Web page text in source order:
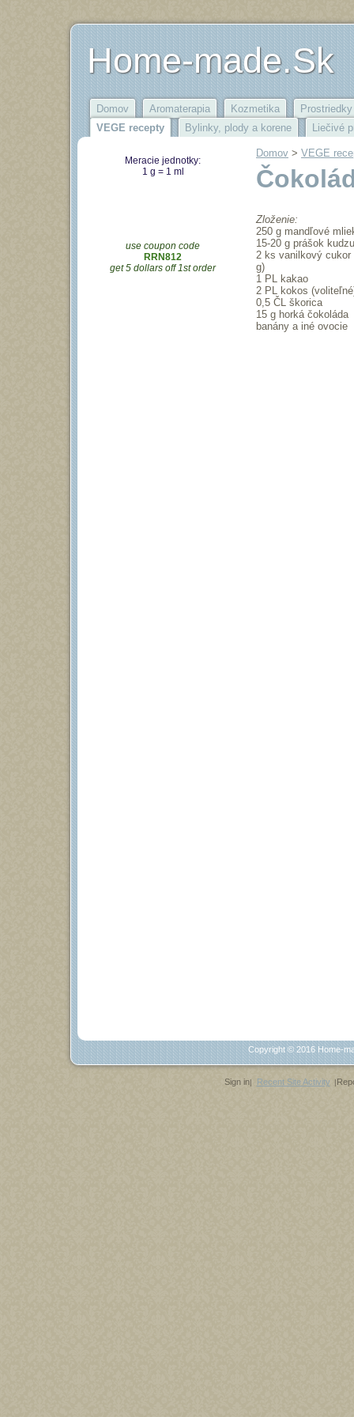
Home-made.Sk
Domov Aromaterapia Kozmetika
VEGE recepty
Bylinky, plody a korene Liečivé
Meracie jednotky:
1 g = 1 ml
use coupon code
RRN812
get 5 dollars off 1st order
Domov ‎ > ‎ VEGE
Zloženie:
250 g mandľové
15-20 g prášok kudzu
2 ks vanilkový cukor
g)
1 PL kakao
2 PL kokos
0,5 ČL škorica
15 g horká čokoláda
banány a iné ovocie
Copyright © 2016 Home-
Sign in| Recent Site Activity |